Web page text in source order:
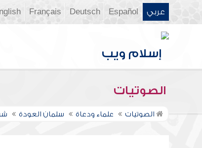
عربي Español
Deutsch
Français
الصوتيات
الصوتيات علماء ودعاة سلمان العودة